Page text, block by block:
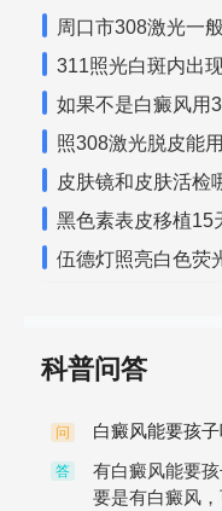
周口市308激光一
311照光白斑内出
如果不是白癜风用
照308激光脱皮能
皮肤镜和皮肤活检
黑色素表皮移植15
伍德灯照亮白色荧
科普问答
问 白癜风能要孩
答
有白癜风能要
要是有白癜风